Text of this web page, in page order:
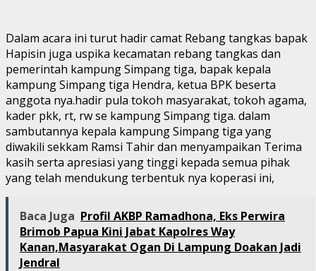
Dalam acara ini turut hadir camat Rebang tangkas bapak
Hapisin juga uspika kecamatan rebang tangkas dan
pemerintah kampung Simpang tiga, bapak kepala
kampung Simpang tiga Hendra, ketua BPK beserta
anggota nya.hadir pula tokoh masyarakat, tokoh agama,
kader pkk, rt, rw se kampung Simpang tiga. dalam
sambutannya kepala kampung Simpang tiga yang
diwakili sekkam Ramsi Tahir dan menyampaikan Terima
kasih serta apresiasi yang tinggi kepada semua pihak
yang telah mendukung terbentuk nya koperasi ini,
Baca Juga Profil AKBP Ramadhona, Eks Perwira
Brimob Papua Kini Jabat Kapolres Way
Kanan,Masyarakat Ogan Di Lampung Doakan Jadi
Jendral